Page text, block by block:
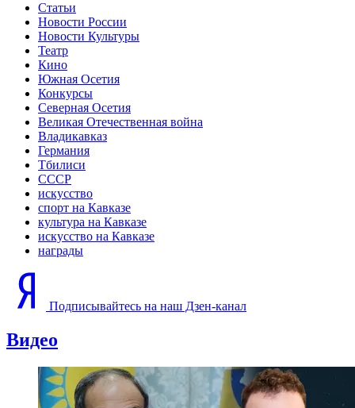
Статьи
Новости России
Новости Культуры
Театр
Кино
Южная Осетия
Конкурсы
Северная Осетия
Великая Отечественная война
Владикавказ
Германия
Тбилиси
СССР
искусство
спорт на Кавказе
культура на Кавказе
искусство на Кавказе
награды
Подписывайтесь на наш Дзен-канал
Видео